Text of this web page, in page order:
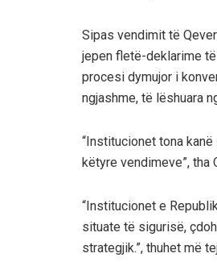
Sipas vendimit të
jepen fletë-deklarime
procesi dymujor i
ngjashme, të lëshuara
“Institucionet tona
këtyre vendimeve”, tha
“Institucionet e
situate të sigurisë,
strategjik.”, thuhet më